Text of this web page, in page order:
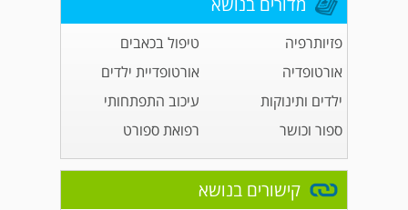
פזיותרפיה
טיפול בכאבים
אורטופדיה
אורטופדיית ילדים
ילדים ותינוקות
עיכוב התפתחותי
ספור וכושר
רפואת ספורט
קישורים בנושא